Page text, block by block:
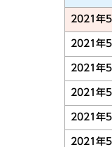
2021年
2021年
2021年
2021年
2021年
2021年